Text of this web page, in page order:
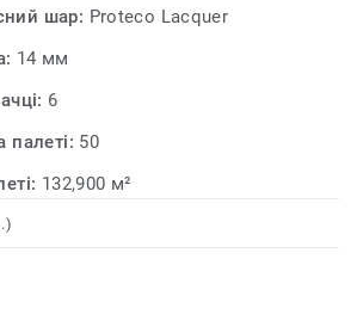
шар: Proteco Lacquer
14 мм
6
палеті: 50
132,900 м²